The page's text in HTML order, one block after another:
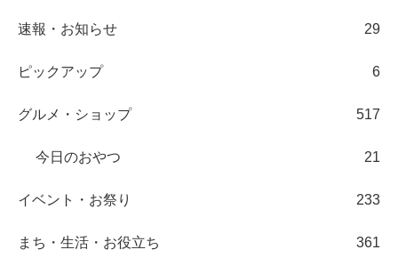
速報・お知らせ 29
ピックアップ 6
グルメ・ショップ 517
今日のおやつ 21
イベント・お祭り 233
まち・生活・お役立ち 361